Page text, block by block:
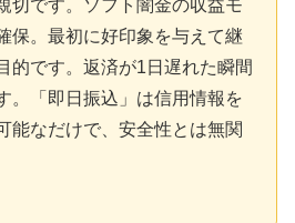
切です。ソフト闇金の収益モ
保。最初に好印象を与えて継
的です。返済が1日遅れた瞬間
。「即日振込」は信用情報を
能なだけで、安全性とは無関